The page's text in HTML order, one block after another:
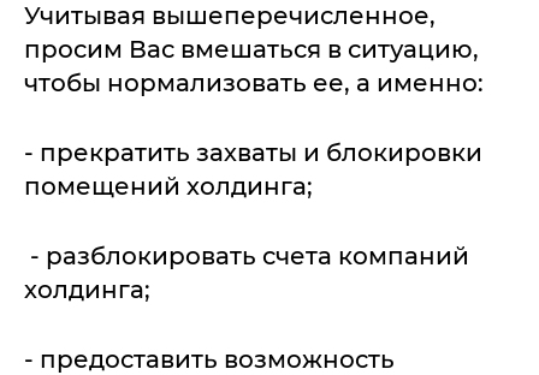
Учитывая вышеперечисленное,
просим Вас вмешаться в ситуацию,
чтобы нормализовать ее, а именно:
- прекратить захваты и блокировки
помещений холдинга;
- разблокировать счета компаний
холдинга;
- предоставить возможность